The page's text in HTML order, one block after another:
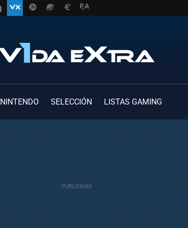
NINTENDO SELECCIÓN LISTAS GAMING